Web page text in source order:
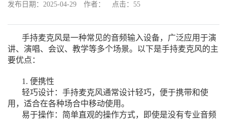
发布日期： 2025-04-29 作者： 点击： 55
手持麦克风是一种常见的音频输入设备，广泛应用于演
讲、演唱、会议、教学等多个场景。以下是手持麦克风的主
要优点：
1. 便携性
轻巧设计：手持麦克风通常设计轻巧，便于携带和使
用，适合在各种场合中移动使用。
易于操作：简单直观的操作方式，即使是没有专业音频